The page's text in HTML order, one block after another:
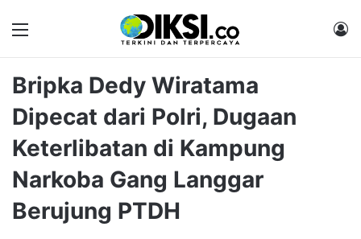
Menu
Bripka Dedy Wiratama
Dipecat dari Polri, Dugaan
Keterlibatan di Kampung
Narkoba Gang Langgar
Berujung PTDH